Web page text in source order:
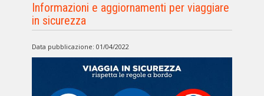
Informazioni e aggiornamenti per viaggiare
in sicurezza
Data pubblicazione: 01/04/2022